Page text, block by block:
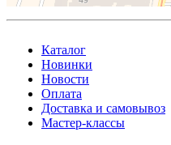
Каталог
Новинки
Новости
Оплата
Доставка и самовывоз
Мастер-классы